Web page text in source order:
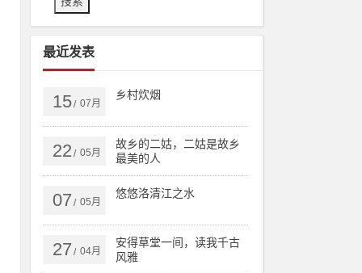
最近发表
15/ 07月
乡村炊烟
22 / 05月
故乡的二姑，二姑是故乡
最美的人
07 / 05月
悠悠洛清江之水
27 / 04月
安得草堂一间，读我千古
风雅